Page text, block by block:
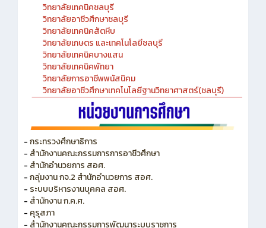
วิทยาลัยเทคนิคชลบุรี
วิทยาลัยอาชีวศึกษาชลบุรี
วิทยาลัยเทคนิคสัตหีบ
วิทยาลัยเกษตร และเทคโนโลยีชลบุรี
วิทยาลัยเทคนิคบางแสน
วิทยาลัยเทคนิคพัทยา
วิทยาลัยการอาชีพพนัสนิคม
วิทยาลัยอาชีวศึกษาเทคโนโลยีฐานวิทยาศาสตร์(ชลบุรี)
-กระทรวงศึกษาธิการ
- สำนักงานคณะกรรมการการอาชีวศึกษา
- สำนักอำนวยการ สอศ.
-กลุ่มงาน กจ.2 สำนักอำนวยการ สอศ.
- ระบบบริหารงานบุคคล สอศ.
- สำนักงาน ก.ค.ศ.
- คุรุสภา
- สำนักงานคณะกรรมการพัฒนาระบบราชการ